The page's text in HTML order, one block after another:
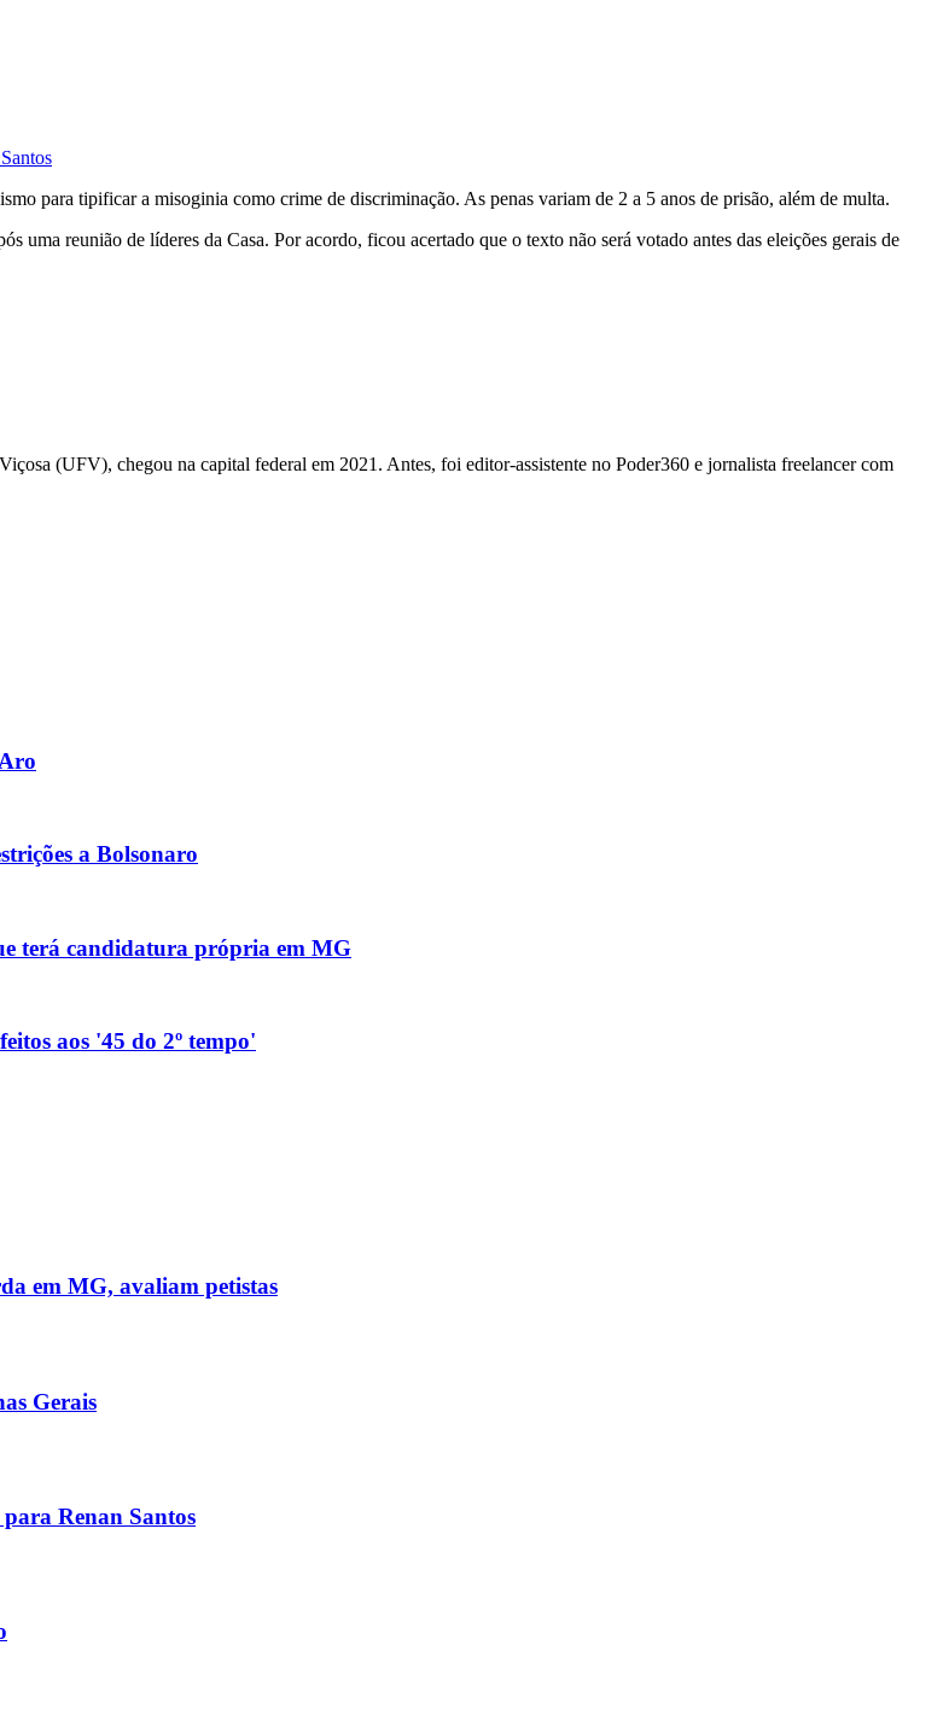
para tipificar a misoginia como crime de discriminação. As penas variam de 2 a 5 anos de prisão, além de multa.
uma reunião de líderes da Casa. Por acordo, ficou acertado que o texto não será votado antes das eleições gerais de
(UFV), chegou na capital federal em 2021. Antes, foi editor-assistente no Poder360 e jornalista freelancer com
a Bolsonaro
terá candidatura própria em MG
aos '45 do 2º tempo'
em MG, avaliam petistas
Gerais
Renan Santos